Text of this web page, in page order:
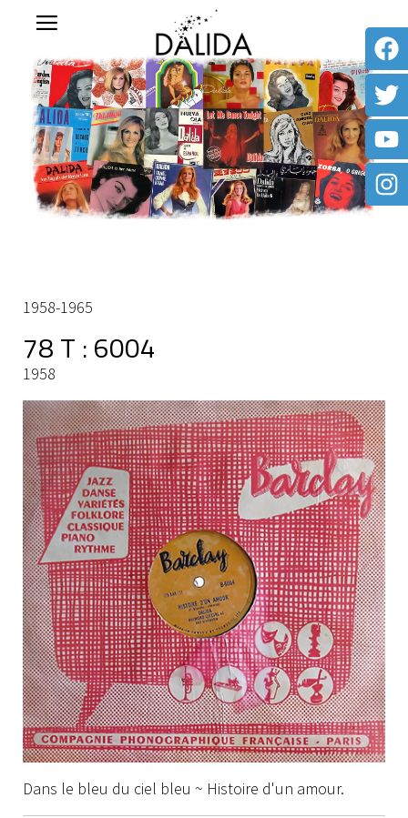
1958-1965
78 T : 6004
1958
Dans le bleu du ciel bleu ~ Histoire d'un amour.